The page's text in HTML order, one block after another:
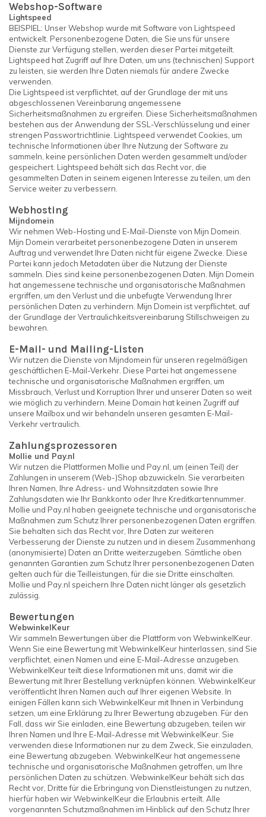
Webshop-Software
Lightspeed
BEISPIEL: Unser Webshop wurde mit Software von Lightspeed
entwickelt. Personenbezogene Daten, die Sie uns für unsere
Dienste zur Verfügung stellen, werden dieser Partei mitgeteilt.
Lightspeed hat Zugriff auf Ihre Daten, um uns (technischen) Support
zu leisten, sie werden Ihre Daten niemals für andere Zwecke
verwenden.
Die Lightspeed ist verpflichtet, auf der Grundlage der mit uns
abgeschlossenen Vereinbarung angemessene
Sicherheitsmaßnahmen zu ergreifen. Diese Sicherheitsmaßnahmen
bestehen aus der Anwendung der SSL-Verschlüsselung und einer
strengen Passwortrichtlinie. Lightspeed verwendet Cookies, um
technische Informationen über Ihre Nutzung der Software zu
sammeln, keine persönlichen Daten werden gesammelt und/oder
gespeichert. Lightspeed behält sich das Recht vor, die
gesammelten Daten in seinem eigenen Interesse zu teilen, um den
Service weiter zu verbessern.
Webhosting
Mijndomein
Wir nehmen Web-Hosting und E-Mail-Dienste von Mijn Domein.
Mijn Domein verarbeitet personenbezogene Daten in unserem
Auftrag und verwendet Ihre Daten nicht für eigene Zwecke. Diese
Partei kann jedoch Metadaten über die Nutzung der Dienste
sammeln. Dies sind keine personenbezogenen Daten. Mijn Domein
hat angemessene technische und organisatorische Maßnahmen
ergriffen, um den Verlust und die unbefugte Verwendung Ihrer
persönlichen Daten zu verhindern. Mijn Domein ist verpflichtet, auf
der Grundlage der Vertraulichkeitsvereinbarung Stillschweigen zu
bewahren.
E-Mail- und Mailing-Listen
Wir nutzen die Dienste von Mijndomein für unseren regelmäßigen
geschäftlichen E-Mail-Verkehr. Diese Partei hat angemessene
technische und organisatorische Maßnahmen ergriffen, um
Missbrauch, Verlust und Korruption Ihrer und unserer Daten so weit
wie möglich zu verhindern. Meine Domain hat keinen Zugriff auf
unsere Mailbox und wir behandeln unseren gesamten E-Mail-
Verkehr vertraulich.
Zahlungsprozessoren
Mollie und Pay.nl
Wir nutzen die Plattformen Mollie und Pay.nl, um (einen Teil) der
Zahlungen in unserem (Web-)Shop abzuwickeln. Sie verarbeiten
Ihren Namen, Ihre Adress- und Wohnsitzdaten sowie Ihre
Zahlungsdaten wie Ihr Bankkonto oder Ihre Kreditkartennummer.
Mollie und Pay.nl haben geeignete technische und organisatorische
Maßnahmen zum Schutz Ihrer personenbezogenen Daten ergriffen.
Sie behalten sich das Recht vor, Ihre Daten zur weiteren
Verbesserung der Dienste zu nutzen und in diesem Zusammenhang
(anonymisierte) Daten an Dritte weiterzugeben. Sämtliche oben
genannten Garantien zum Schutz Ihrer personenbezogenen Daten
gelten auch für die Teilleistungen, für die sie Dritte einschalten.
Mollie und Pay.nl speichern Ihre Daten nicht länger als gesetzlich
zulässig.
Bewertungen
WebwinkelKeur
Wir sammeln Bewertungen über die Plattform von WebwinkelKeur.
Wenn Sie eine Bewertung mit WebwinkelKeur hinterlassen, sind Sie
verpflichtet, einen Namen und eine E-Mail-Adresse anzugeben.
WebwinkelKeur teilt diese Informationen mit uns, damit wir die
Bewertung mit Ihrer Bestellung verknüpfen können. WebwinkelKeur
veröffentlicht Ihren Namen auch auf Ihrer eigenen Website. In
einigen Fällen kann sich WebwinkelKeur mit Ihnen in Verbindung
setzen, um eine Erklärung zu Ihrer Bewertung abzugeben. Für den
Fall, dass wir Sie einladen, eine Bewertung abzugeben, teilen wir
Ihren Namen und Ihre E-Mail-Adresse mit WebwinkelKeur. Sie
verwenden diese Informationen nur zu dem Zweck, Sie einzuladen,
eine Bewertung abzugeben. WebwinkelKeur hat angemessene
technische und organisatorische Maßnahmen getroffen, um Ihre
persönlichen Daten zu schützen. WebwinkelKeur behält sich das
Recht vor, Dritte für die Erbringung von Dienstleistungen zu nutzen,
hierfür haben wir WebwinkelKeur die Erlaubnis erteilt. Alle
vorgenannten Schutzmaßnahmen im Hinblick auf den Schutz Ihrer